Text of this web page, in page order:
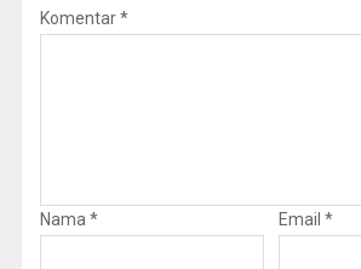
Komentar*
Nama * Email *